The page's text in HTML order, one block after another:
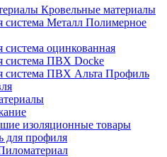
Кровельные материалы
система Металл Полимерное
система оцинкованная
система ПВХ Docke
система ПВХ Альта Профиль
изоляционные товары
для профиля